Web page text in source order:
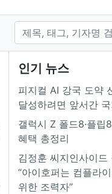
인기 뉴스
피지컬 AI 강국 도약
달성하려면 앞서간
갤럭시 Z 폴드8·플립
혜택 총정리
김정훈 씨지인사이드
“아이호퍼는 컴플라
위한 조력자”